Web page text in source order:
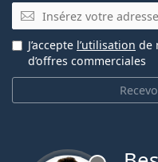
E-mail
J’accepte l’utilisation de
d’offres commerciales